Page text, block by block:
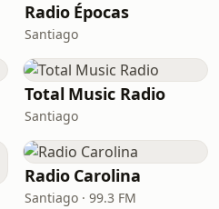
Radio Épocas
Santiago
Total Music Radio
Santiago
Radio Carolina
Santiago · 99.3 FM